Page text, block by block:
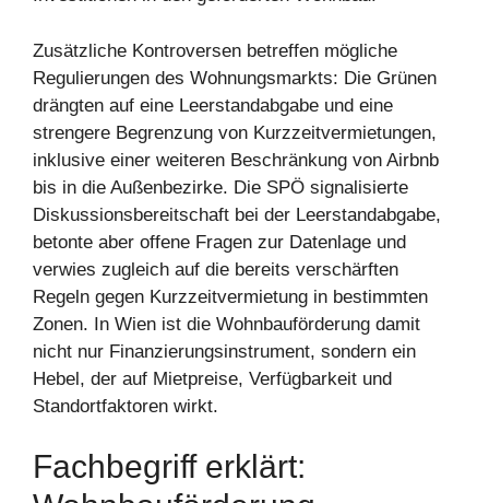
Zusätzliche Kontroversen betreffen mögliche
Regulierungen des Wohnungsmarkts: Die Grünen
drängten auf eine Leerstandabgabe und eine
strengere Begrenzung von Kurzzeitvermietungen,
inklusive einer weiteren Beschränkung von Airbnb
bis in die Außenbezirke. Die SPÖ signalisierte
Diskussionsbereitschaft bei der Leerstandabgabe,
betonte aber offene Fragen zur Datenlage und
verwies zugleich auf die bereits verschärften
Regeln gegen Kurzzeitvermietung in bestimmten
Zonen. In Wien ist die Wohnbauförderung damit
nicht nur Finanzierungsinstrument, sondern ein
Hebel, der auf Mietpreise, Verfügbarkeit und
Standortfaktoren wirkt.
Fachbegriff erklärt: